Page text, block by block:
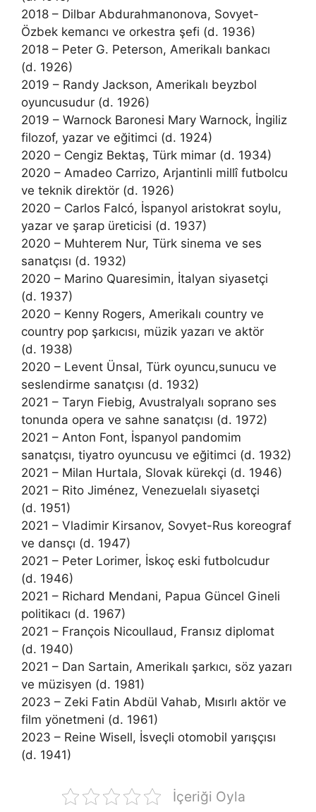
2018 – Dilbar Abdurahmanonova, Sovyet-
Özbek kemancı ve orkestra şefi (d. 1936)
2018 – Peter G. Peterson, Amerikalı bankacı
(d. 1926)
2019 – Randy Jackson, Amerikalı beyzbol
oyuncusudur (d. 1926)
2019 – Warnock Baronesi Mary Warnock, İngiliz
filozof, yazar ve eğitimci (d. 1924)
2020 – Cengiz Bektaş, Türk mimar (d. 1934)
2020 – Amadeo Carrizo, Arjantinli millî futbolcu
ve teknik direktör (d. 1926)
2020 – Carlos Falcó, İspanyol aristokrat soylu,
yazar ve şarap üreticisi (d. 1937)
2020 – Muhterem Nur, Türk sinema ve ses
sanatçısı (d. 1932)
2020 – Marino Quaresimin, İtalyan siyasetçi
(d. 1937)
2020 – Kenny Rogers, Amerikalı country ve
country pop şarkıcısı, müzik yazarı ve aktör
(d. 1938)
2020 – Levent Ünsal, Türk oyuncu,sunucu ve
seslendirme sanatçısı (d. 1932)
2021 – Taryn Fiebig, Avustralyalı soprano ses
tonunda opera ve sahne sanatçısı (d. 1972)
2021 – Anton Font, İspanyol pandomim
sanatçısı, tiyatro oyuncusu ve eğitimci (d. 1932)
2021 – Milan Hurtala, Slovak kürekçi (d. 1946)
2021 – Rito Jiménez, Venezuelalı siyasetçi
(d. 1951)
2021 – Vladimir Kirsanov, Sovyet-Rus koreograf
ve dansçı (d. 1947)
2021 – Peter Lorimer, İskoç eski futbolcudur
(d. 1946)
2021 – Richard Mendani, Papua Güncel Gineli
politikacı (d. 1967)
2021 – François Nicoullaud, Fransız diplomat
(d. 1940)
2021 – Dan Sartain, Amerikalı şarkıcı, söz yazarı
ve müzisyen (d. 1981)
2023 – Zeki Fatin Abdül Vahab, Mısırlı aktör ve
film yönetmeni (d. 1961)
2023 – Reine Wisell, İsveçli otomobil yarışçısı
(d. 1941)
İçeriği Oyla